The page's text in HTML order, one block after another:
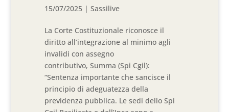
15/07/2025 |Sassilive
La Corte Costituzionale riconosce il
diritto all’integrazione al minimo agli
invalidi con assegno
contributivo, Summa (Spi Cgil):
“Sentenza importante che sancisce il
principio di adeguatezza della
previdenza pubblica. Le sedi dello Spi